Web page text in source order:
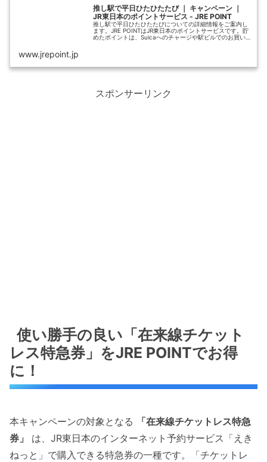
推し駅で平日ひたひたたび ｜ キャンペーン ｜
JR東日本のポイントサービス - JRE POINT
推し駅で平日ひたひたたびについての詳細情報をご案内し
ます。JRE POINTはJR東日本のポイントサービスです。貯
めたポイントは、Suicaへのチャージや駅ビルでのお買い
www.jrepoint.jp
スポンサーリンク
使い勝手の良い「在来線チケット
レス特急券」をJRE POINTでお得
に！
本キャンペーンの対象となる
「在来線チケットレス特急
券」
は、JR東日本のインターネット予約サービス「えき
ねっと」で購入できる特急券の一種です。「チケットレ